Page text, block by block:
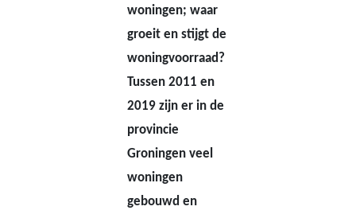
woningen; waar
groeit en stijgt de
woningvoorraad?
Tussen 2011 en
2019 zijn er in de
provincie
Groningen veel
woningen
gebouwd en